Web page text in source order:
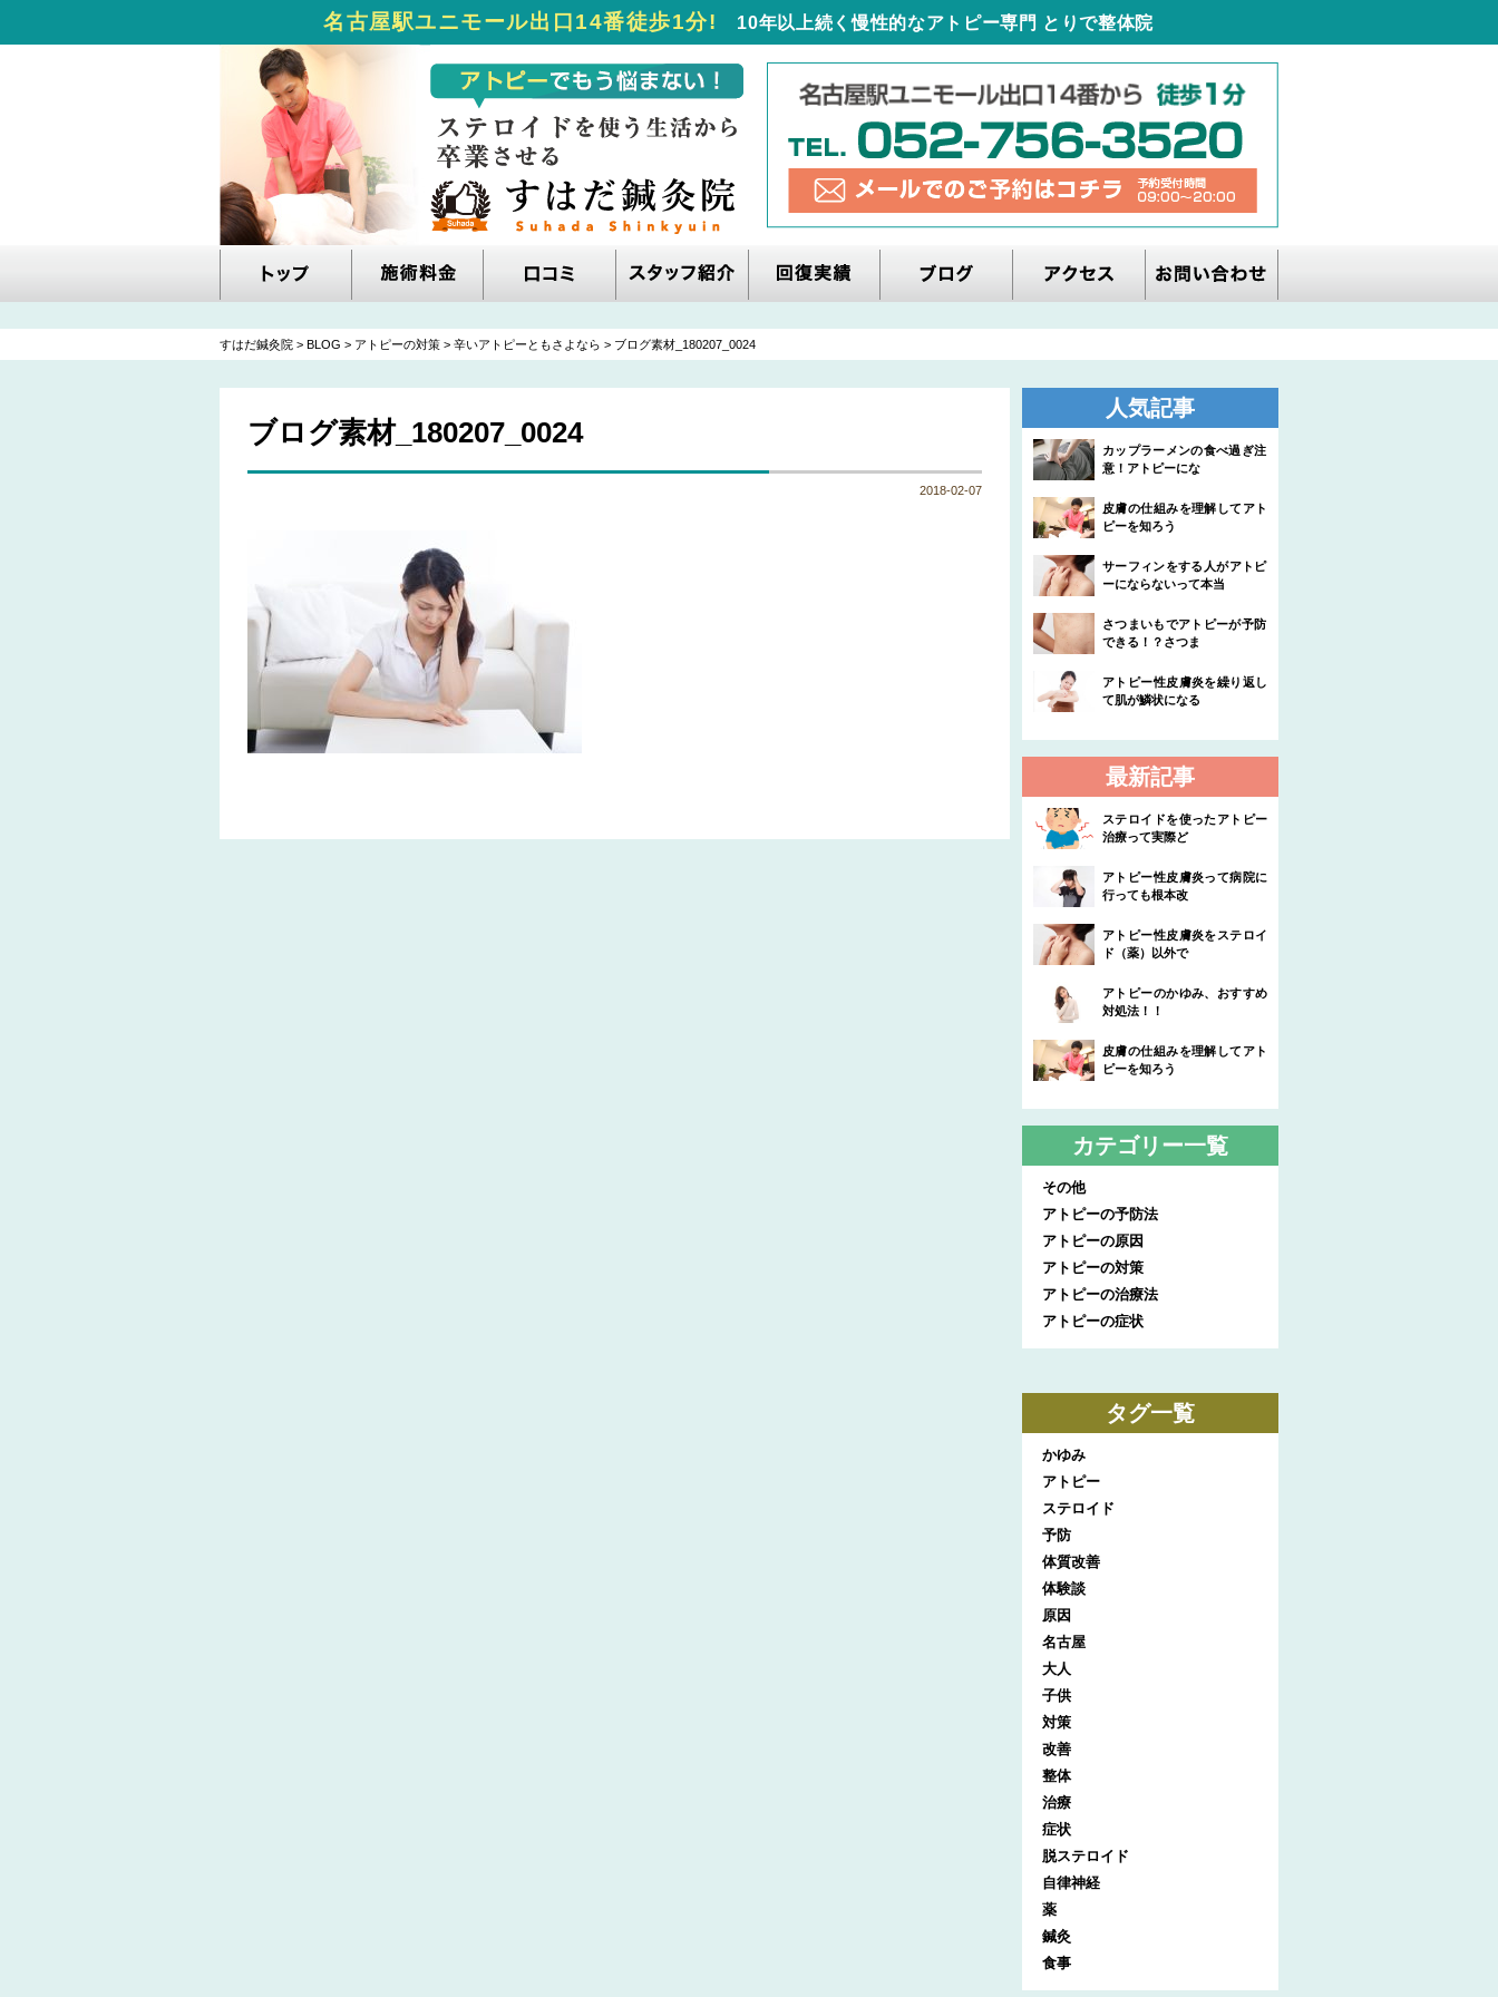
名古屋駅ユニモール出口14番徒歩1分! 10年以上続く慢性的なアトピー専門 とりで整体院
すはだ鍼灸院 > BLOG > アトピーの対策 > 辛いアトピーともさよなら > ブログ素材_180207_0024
ブログ素材_180207_0024
2018-02-07
人気記事
カップラーメンの食べ過ぎ注
意！アトピーにな
皮膚の仕組みを理解してアト
ピーを知ろう
サーフィンをする人がアトピ
ーにならないって本当
さつまいもでアトピーが予防
できる！？さつま
アトピー性皮膚炎を繰り返し
て肌が鱗状になる
最新記事
ステロイドを使ったアトピー
治療って実際ど
アトピー性皮膚炎って病院に
行っても根本改
アトピー性皮膚炎をステロイ
ド（薬）以外で
アトピーのかゆみ、おすすめ
対処法！！
皮膚の仕組みを理解してアト
ピーを知ろう
カテゴリー一覧
その他
アトピーの予防法
アトピーの原因
アトピーの対策
アトピーの治療法
アトピーの症状
タグ一覧
かゆみ
アトピー
ステロイド
予防
体質改善
体験談
原因
名古屋
大人
子供
対策
改善
整体
治療
症状
脱ステロイド
自律神経
薬
鍼灸
食事